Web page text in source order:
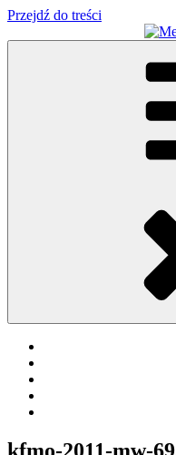
Przejdź do treści
Meble kuchenne specjalnie